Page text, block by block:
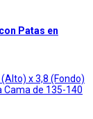
Patas en